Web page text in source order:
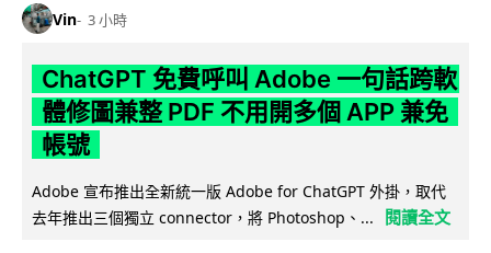
Vin 3 小時
ChatGPT 免費呼叫 Adobe 一句話跨軟
體修圖兼整 PDF 不用開多個 APP 兼免
帳號
Adobe 宣布推出全新統一版 Adobe for ChatGPT 外掛，取代
去年推出三個獨立 connector，將 Photoshop、...
閱讀全文